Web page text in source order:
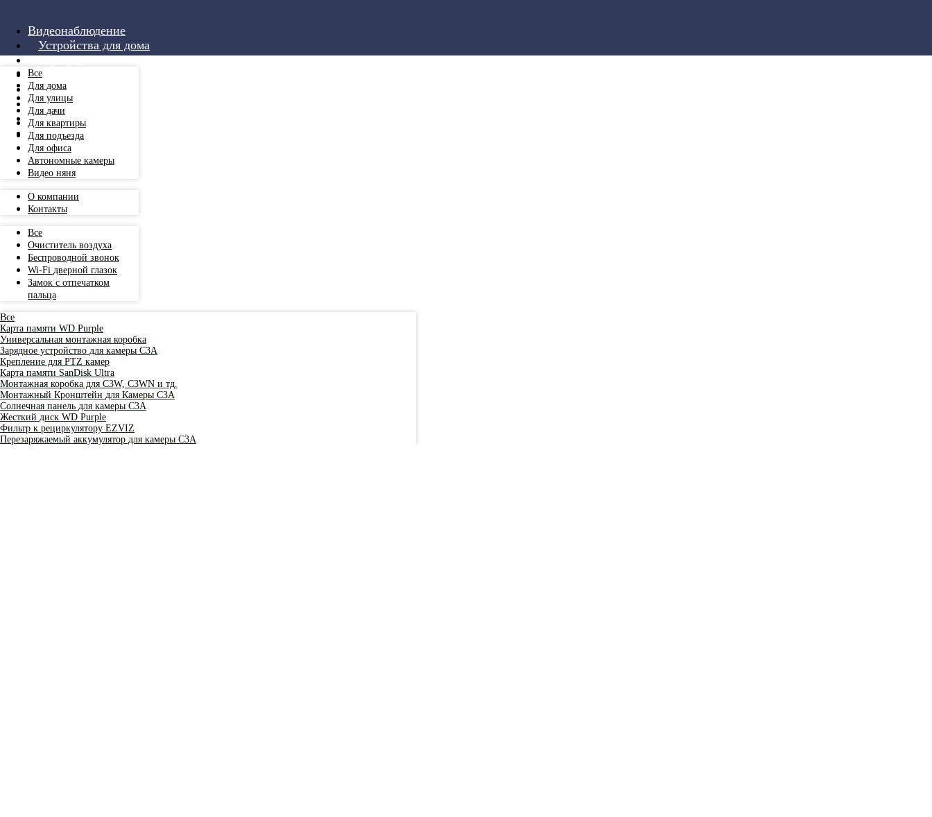
Видеонаблюдение
Устройства для дома
Роутеры
Аксессуары
Монтаж
Услуги
О компании
+7 999 501 00 84
Все
Для дома
Для улицы
Для дачи
Для квартиры
Для подъезда
Для офиса
Автономные камеры
Видео няня
О компании
Контакты
Все
Очиститель воздуха
Беспроводной звонок
Wi-Fi дверной глазок
Замок с отпечатком
пальца
Все
Карта памяти WD Purple
Универсальная монтажная коробка
Зарядное устройство для камеры C3A
Крепление для PTZ камер
Карта памяти SanDisk Ultra
Монтажная коробка для С3W, C3WN и тд.
Монтажный Кронштейн для Камеры C3A
Солнечная панель для камеры C3A
Жесткий диск WD Purple
Фильтр к рециркулятору EZVIZ
Перезаряжаемый аккумулятор для камеры C3A